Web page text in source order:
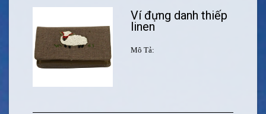
Ví đựng danh thiếp
linen
Mô Tả: